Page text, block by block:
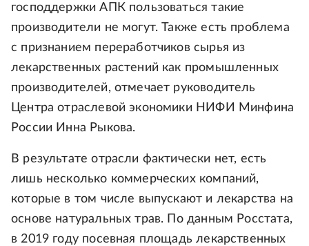
господдержки АПК пользоваться такие
производители не могут. Также есть проблема
с признанием переработчиков сырья из
лекарственных растений как промышленных
производителей, отмечает руководитель
Центра отраслевой экономики НИФИ Минфина
России Инна Рыкова.
В результате отрасли фактически нет, есть
лишь несколько коммерческих компаний,
которые в том числе выпускают и лекарства на
основе натуральных трав. По данным Росстата,
в 2019 году посевная площадь лекарственных